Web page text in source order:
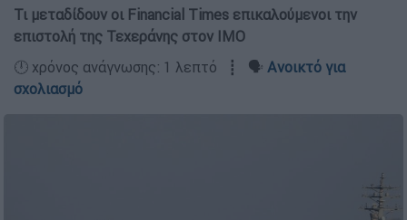
Τι μεταδίδουν οι Financial Times επικαλούμενοι την
επιστολή της Τεχεράνης στον IMO
🕛 χρόνος ανάγνωσης: 1 λεπτό ┋ 🗣️ Ανοικτό για
σχολιασμό